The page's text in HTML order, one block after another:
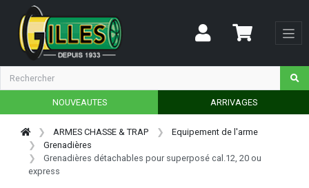
NOUVEAUTES ARRIVAGES
ARMES CHASSE & TRAP
Equipement de l'arme
Grenadières
Grenadières détachables pour superposé cal.12, 20 ou
express